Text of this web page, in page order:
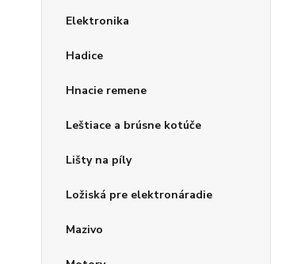
Elektronika
Hadice
Hnacie remene
Leštiace a brúsne kotúče
Lišty na píly
Ložiská pre elektronáradie
Mazivo